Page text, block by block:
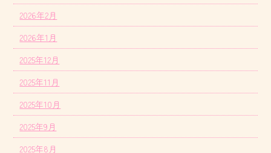
2026年2月
2026年1月
2025年12月
2025年11月
2025年10月
2025年9月
2025年8月